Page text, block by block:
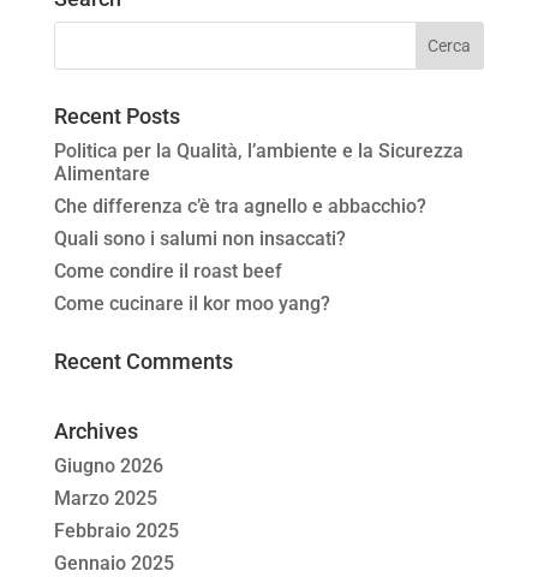
Recent Posts
Politica per la Qualità, l’ambiente e la Sicurezza
Alimentare
Che differenza c’è tra agnello e abbacchio?
Quali sono i salumi non insaccati?
Come condire il roast beef
Come cucinare il kor moo yang?
Recent Comments
Archives
Giugno 2026
Marzo 2025
Febbraio 2025
Gennaio 2025